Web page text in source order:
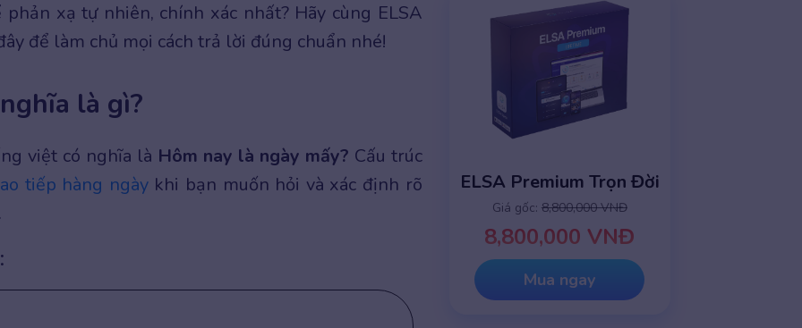
xạ tự nhiên, chính xác nhất? Hãy cùng ELSA
để làm chủ mọi cách trả lời đúng chuẩn nhé!
là gì?
việt có nghĩa là Hôm nay là ngày mấy? Cấu trúc
tiếp hàng ngàykhi bạn muốn hỏi và xác định rõ
ELSA Premium Trọn Đời
Giá gốc: 8,800,000 VNĐ
8,800,000 VNĐ
Mua ngay